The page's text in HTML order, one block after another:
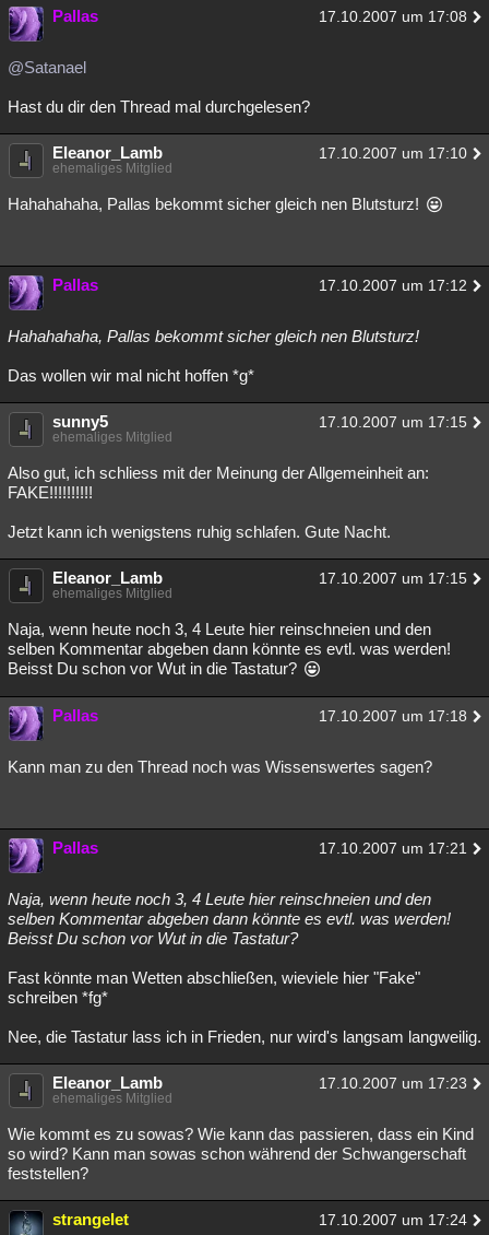
Pallas 17.10.2007 um 17:08
@Satanael
Hast du dir den Thread mal durchgelesen?
Eleanor_Lamb 17.10.2007 um 17:10
ehemaliges Mitglied
Hahahahaha, Pallas bekommt sicher gleich nen Blutsturz!
Pallas 17.10.2007 um 17:12
Hahahahaha, Pallas bekommt sicher gleich nen Blutsturz!
Das wollen wir mal nicht hoffen *g*
sunny5 17.10.2007 um 17:15
ehemaliges Mitglied
Also gut, ich schliess mit der Meinung der Allgemeinheit an:
FAKE!!!!!!!!!!
Jetzt kann ich wenigstens ruhig schlafen. Gute Nacht.
Eleanor_Lamb 17.10.2007 um 17:15
ehemaliges Mitglied
Naja, wenn heute noch 3, 4 Leute hier reinschneien und den
selben Kommentar abgeben dann könnte es evtl. was werden!
Beisst Du schon vor Wut in die Tastatur?
Pallas 17.10.2007 um 17:18
Kann man zu den Thread noch was Wissenswertes sagen?
Pallas 17.10.2007 um 17:21
Naja, wenn heute noch 3, 4 Leute hier reinschneien und den
selben Kommentar abgeben dann könnte es evtl. was werden!
Beisst Du schon vor Wut in die Tastatur?
Fast könnte man Wetten abschließen, wieviele hier "Fake"
schreiben *fg*
Nee, die Tastatur lass ich in Frieden, nur wird's langsam langweilig.
Eleanor_Lamb 17.10.2007 um 17:23
ehemaliges Mitglied
Wie kommt es zu sowas? Wie kann das passieren, dass ein Kind
so wird? Kann man sowas schon während der Schwangerschaft
feststellen?
strangelet 17.10.2007 um 17:24